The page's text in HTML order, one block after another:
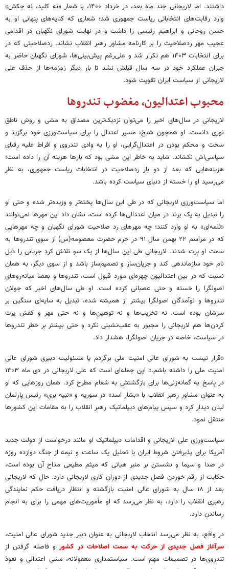
داشتند. اما لاریجانی چند ماه بعد، در خرداد ۱۴۰۰، با شعار «نه کلید، نه چکش»
وارد رقابت‌های انتخاباتی ریاست جمهوری شد؛ شعاری که کنایه‌های پنهانی او به
حسن روحانی و ابراهیم رئیسی را داشت و در نهایت شورای نگهبان در اقدامی
عجیب مهر ردصلاحیت را بر کارنامه مشاور رهبر انقلاب نشاند. ردصلاحیتی که در
برای انتخابات ۱۴۰۳ هم تکرار شد و علی‌رغم پیش‌بینی‌ها، شورای نگهبان حاضر به
جبران عملکرد خود در سه سال قبلش نشد تا بار دیگر زمزمه‌ها از حذف علی
لاریجانی از سیاست ایران تقویت شود.
محبوب اعتدالیون، مغضوب تندروها
لاریجانی در سال‌های اخیر را می‌توان نزدیک‌ترین مصداق به مشی و روش ناطق
نوری دانست. او همچون شیخ، مسیر اعتدال را برای سیاست‌ورزی خود برگزید و
سخت و محکم بودن در اعتدال‌گرایی، او را به وادی تندروی و افراط علیه رقبای
سیاسی‌اش نکشاند. شاید به خاطر این مشی بود که بارها هزینه آن را داده است؛
هزینه‌هایی که بعد از دو بار ردصلاحیت در انتخابات ریاست جمهوری، به نظر
می‌رسید او را خسته از دنیای سیاست کرده باشد.
اما سیاست‌ورزی لاریجانی که در طی این سال‌ها پخته‌تر و وزیده‌تر شده و حتی او
را تبدیل به یک برند در میان اعتدالی‌ها کرده است، نشان داد این مهرها نمی‌توانند
«ثلمه‌ای» به او وارد کنند؛ چه مهرهای رد صلاحیت شورای نگهبان و چه مهرهایی
که در مراسم ۲۲ بهمن سال ۹۱ در حرم حضرت معصومه(س) از سوی تندروها به
سمت او پرت شدند. لاریجانی طی این سال‌ها از یک سو تلاش کرد جریانی را ذیل
نام خود سازماندهی کند و جریان‌ساز و تصمیم‌ساز باشد و از سوی دیگر، به همان
نسبت که در بین اعتدالیون چهره‌ای مورد قبول است، تندروها و بعضا میانه‌روهای
اصولگرا را خسته و حتی عصبانی کرده است. او طی سال‌های اخیر که جولان
تندروها و نوآمدگان اصولگرا بیشتر از همیشه شده، تبدیل به سایه‌ای سنگین بر
سرشان بوده است. نه تخریب‌ها و نه توهین‌ها و نه حتی مهر و کفش پرت
کردن‌ها هم لاریجانی را مجبور به عقب‌نشینی نکرد و حتی بیشتر بر خطر تندروها
در سیاست، خاصه در جریان اصولگرا، هشدار داد.
«قرار نیست به شورای عالی امنیت ملی برگردم یا مسئولیت دبیری شورای عالی
امنیت ملی را داشته باشم.» این جمله‌ای است که علی لاریجانی در دی ماه ۱۴۰۳
در پاسخ به گمانه‌زنی‌ها برای بازگشتش به شعام مطرح کرد. همان روزهایی که او
به عنوان مشاور رهبر انقلاب با «بشار اسد» در سوریه و «نبیه بری» رئیس پارلمان
لبنان دیدار کرد و سپس پیام‌های دیپلماتیک رهبر انقلاب را به مقامات این کشورها
منتقل نمود.
سیاست‌ورزی علی لاریجانی و اقدامات دیپلماتیک او مانند درخواست از دولت جدید
آمریکا برای پذیرفتن شروط ایران یا تحلیل یک ساعت و نیمه از جنگ دوازده روزه
در صدا و سیما و نشستن بر منبر هیاتی که میثم مطیعی مداح آن بوده است،
حکایت از رقم خوردن فصل جدیدی از دوران کاری لاریجانی دارد. حال که لاریجانی
بعد از ۱۸ سال به شورای عالی امنیت بازگشته و انتظار دریافت حکم نمایندگی
رهبری انقلاب را دارد، به نظر می‌رسد که او مأموریت‌های مهمی را برای به انجام
رساندن دارد.
در واقع، به نظر می‌رسد انتخاب لاریجانی به عنوان دبیر جدید شورای عالی امنیت،
سرآغاز فصل جدیدی از حرکت به سمت اصلاحات در کشورو فاصله گرفتن از
تندروی‌ها در تصمیمات مهم است. سیاستمداری معقولانه، مشی اعتدالی و نفوذ